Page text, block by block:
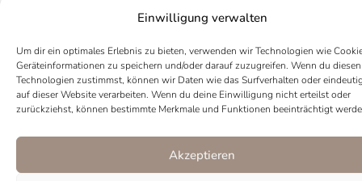
Einwilligung verwalten
Um dir ein optimales Erlebnis zu bieten, verwenden wir Technologien wie
Geräteinformationen zu speichern und/oder darauf zuzugreifen. Wenn du diesen
Technologien zustimmst, können wir Daten wie das Surfverhalten oder
auf dieser Website verarbeiten. Wenn du deine Einwilligung nicht erteilst oder
zurückziehst, können bestimmte Merkmale und Funktionen beeinträchtigt
Akzeptieren